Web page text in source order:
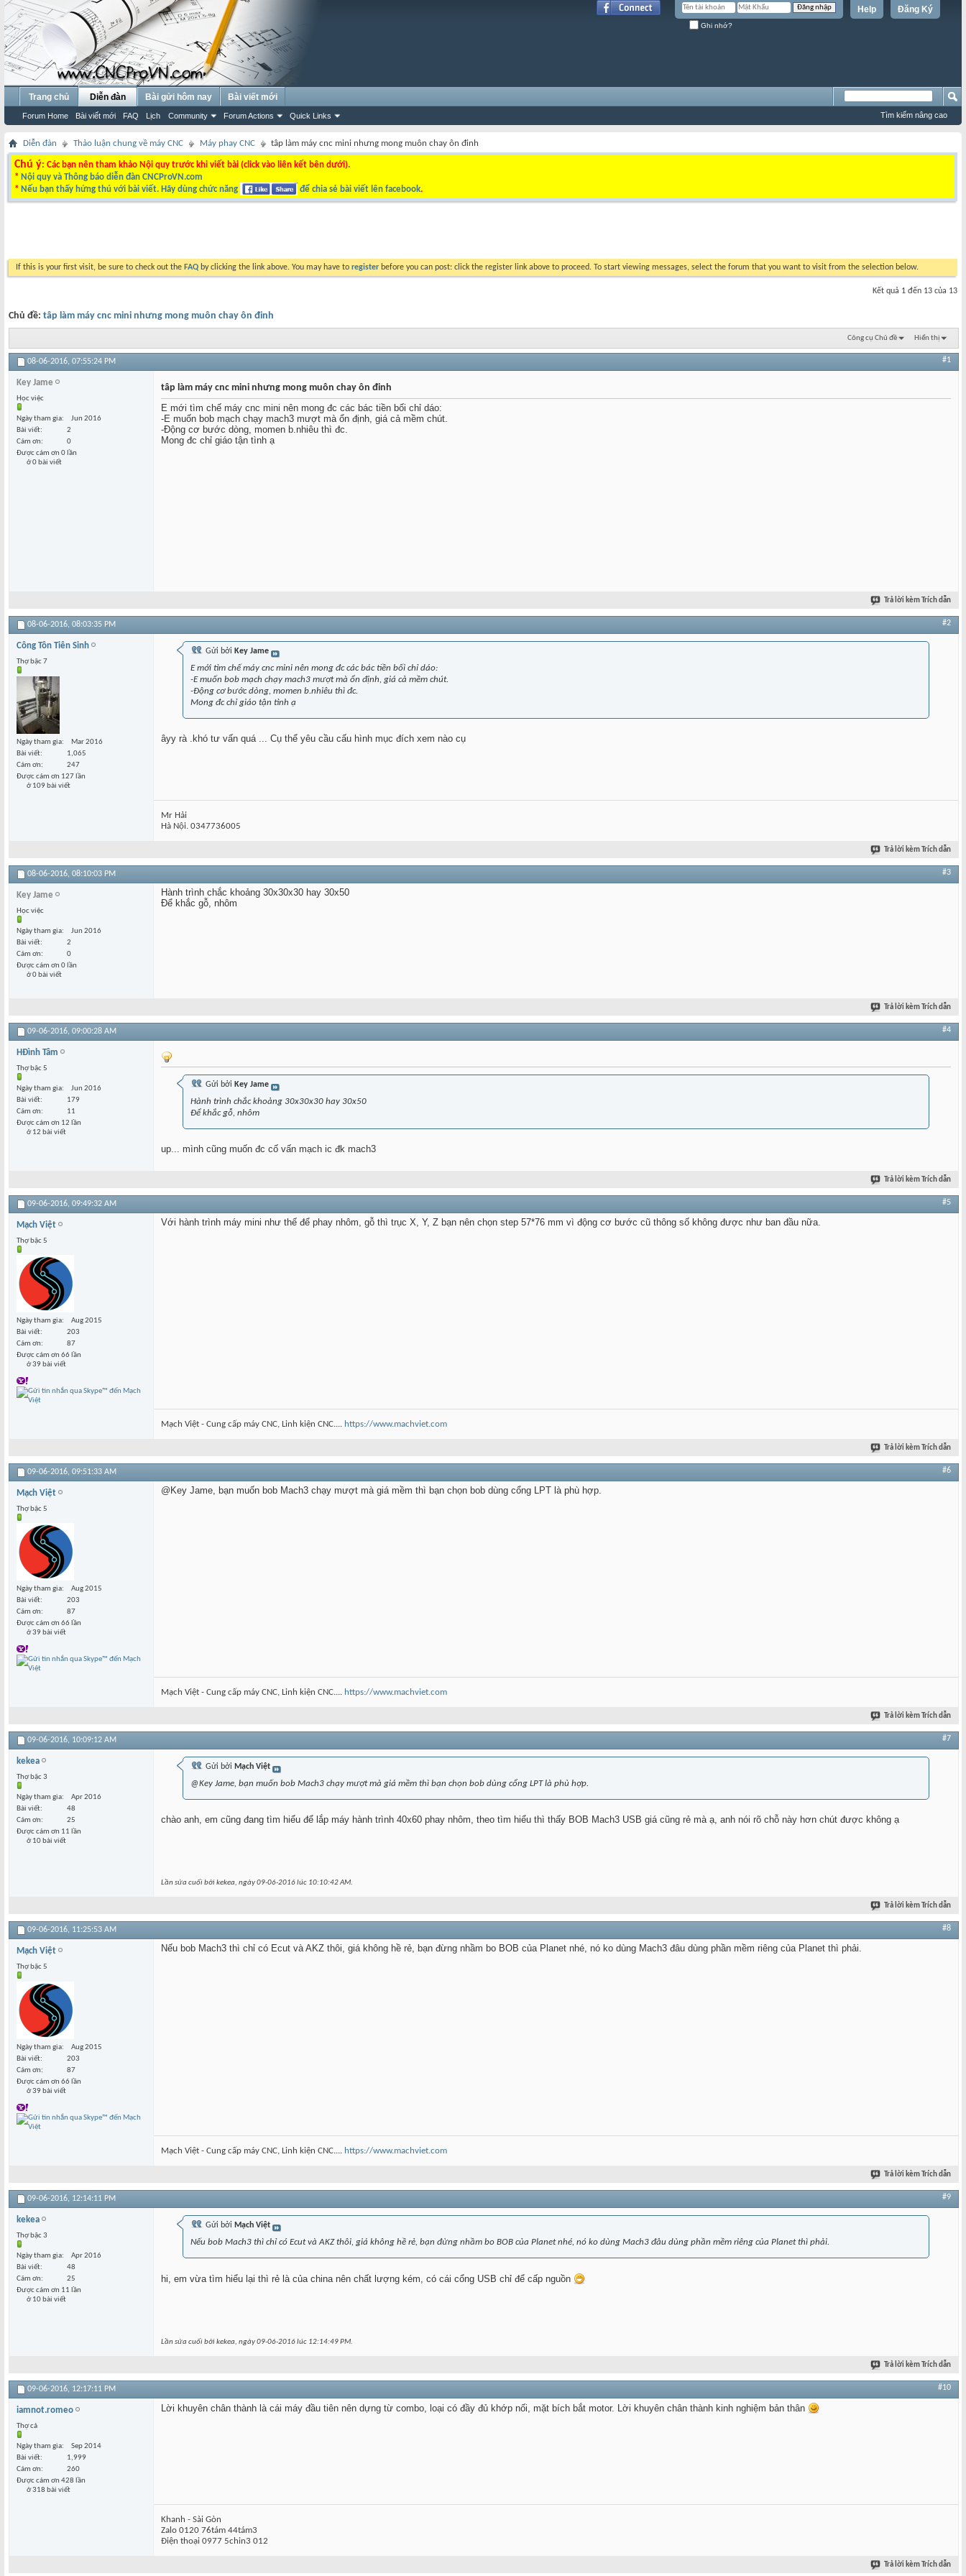
Đăng Ký
Help
Ghi nhớ?
Trang chủ Diễn đàn
Forum Home Bài viết mới FAQ Lịch Community Forum Actions Quick Links
Bài gửi hôm nay Bài viết mới
Tìm kiếm nâng cao
Diễn đàn Thảo luận chung về máy CNC Máy phay CNC tâp làm máy cnc mini nhưng mong muôn chay ôn đinh
Chú ý: Các bạn nên tham khảo Nội quy trước khi viết bài (click vào liên kết bên dưới).
* Nội quy và Thông báo diễn đàn CNCProVN.com
* Nếu bạn thấy hứng thú với bài viết. Hãy dùng chức năng để chia sẻ bài viết lên facebook.
If this is your first visit, be sure to check out the FAQ by clicking the link above. You may have to register before you can post: click the register link above to proceed. To start viewing messages, select the forum that you want to visit from the selection below.
Kết quả 1 đến 13 của 13
Chủ đề: tâp làm máy cnc mini nhưng mong muôn chay ôn đinh
Công cụ Chủ đề Hiển thị
08-06-2016, 07:55:24 PM #1
Key Jame
Học việc
Ngày tham gia
Jun 2016
Bài viết
2
Cám ơn
0
Được cám ơn 0 lần
ở 0 bài viết
tâp làm máy cnc mini nhưng mong muôn chay ôn đinh
E mới tìm chế máy cnc mini nên mong đc các bác tiền bối chỉ dáo:
-E muốn bob mạch chạy mach3 mượt mà ổn định, giá cả mềm chút.
-Động cơ bước dòng, momen b.nhiêu thì đc.
Mong đc chỉ giáo tận tình ạ
Trả lời kèm Trích dẫn
08-06-2016, 08:03:35 PM #2
Công Tôn Tiên Sinh
Thợ bậc 7
Ngày tham gia
Mar 2016
Bài viết
1,065
Cám ơn
247
Được cám ơn 127 lần
ở 109 bài viết
Gửi bởi Key Jame
E mới tìm chế máy cnc mini nên mong đc các bác tiền bối chỉ dáo:
-E muốn bob mạch chạy mach3 mượt mà ổn định, giá cả mềm chút.
-Động cơ bước dòng, momen b.nhiêu thì đc.
Mong đc chỉ giáo tận tình ạ
âyy rà .khó tư vấn quá ... Cụ thể yêu cầu cấu hình mục đích xem nào cụ
Mr Hải
Hà Nội. 0347736005
Trả lời kèm Trích dẫn
08-06-2016, 08:10:03 PM #3
Key Jame
Học việc
Ngày tham gia
Jun 2016
Bài viết
2
Cám ơn
0
Được cám ơn 0 lần
ở 0 bài viết
Hành trình chắc khoảng 30x30x30 hay 30x50
Để khắc gỗ, nhôm
Trả lời kèm Trích dẫn
09-06-2016, 09:00:28 AM #4
HĐình Tâm
Thợ bậc 5
Ngày tham gia
Jun 2016
Bài viết
179
Cám ơn
11
Được cám ơn 12 lần
ở 12 bài viết
Gửi bởi Key Jame
Hành trình chắc khoảng 30x30x30 hay 30x50
Để khắc gỗ, nhôm
up... mình cũng muốn đc cố vấn mạch ic đk mach3
Trả lời kèm Trích dẫn
09-06-2016, 09:49:32 AM #5
Mạch Việt
Thợ bậc 5
Ngày tham gia
Aug 2015
Bài viết
203
Cám ơn
87
Được cám ơn 66 lần
ở 39 bài viết
Với hành trình máy mini như thế để phay nhôm, gỗ thì trục X, Y, Z bạn nên chọn step 57*76 mm vì động cơ bước cũ thông số không được như ban đầu nữa.
Mạch Việt - Cung cấp máy CNC, Linh kiện CNC.... https://www.machviet.com
Trả lời kèm Trích dẫn
09-06-2016, 09:51:33 AM #6
Mạch Việt
Thợ bậc 5
Ngày tham gia
Aug 2015
Bài viết
203
Cám ơn
87
Được cám ơn 66 lần
ở 39 bài viết
@Key Jame, bạn muốn bob Mach3 chạy mượt mà giá mềm thì bạn chọn bob dùng cổng LPT là phù hợp.
Mạch Việt - Cung cấp máy CNC, Linh kiện CNC.... https://www.machviet.com
Trả lời kèm Trích dẫn
09-06-2016, 10:09:12 AM #7
kekea
Thợ bậc 3
Ngày tham gia
Apr 2016
Bài viết
48
Cám ơn
25
Được cám ơn 11 lần
ở 10 bài viết
Gửi bởi Mạch Việt
@Key Jame, bạn muốn bob Mach3 chạy mượt mà giá mềm thì bạn chọn bob dùng cổng LPT là phù hợp.
chào anh, em cũng đang tìm hiểu để lắp máy hành trình 40x60 phay nhôm, theo tìm hiểu thì thấy BOB Mach3 USB giá cũng rẻ mà ạ, anh nói rõ chỗ này hơn chút được không ạ
Lần sửa cuối bởi kekea, ngày 09-06-2016 lúc 10:10:42 AM.
Trả lời kèm Trích dẫn
09-06-2016, 11:25:53 AM #8
Mạch Việt
Thợ bậc 5
Ngày tham gia
Aug 2015
Bài viết
203
Cám ơn
87
Được cám ơn 66 lần
ở 39 bài viết
Nếu bob Mach3 thì chỉ có Ecut và AKZ thôi, giá không hề rẻ, bạn đừng nhầm bo BOB của Planet nhé, nó ko dùng Mach3 đâu dùng phần mềm riêng của Planet thì phải.
Mạch Việt - Cung cấp máy CNC, Linh kiện CNC.... https://www.machviet.com
Trả lời kèm Trích dẫn
09-06-2016, 12:14:11 PM #9
kekea
Thợ bậc 3
Ngày tham gia
Apr 2016
Bài viết
48
Cám ơn
25
Được cám ơn 11 lần
ở 10 bài viết
Gửi bởi Mạch Việt
Nếu bob Mach3 thì chỉ có Ecut và AKZ thôi, giá không hề rẻ, bạn đừng nhầm bo BOB của Planet nhé, nó ko dùng Mach3 đâu dùng phần mềm riêng của Planet thì phải.
hi, em vừa tìm hiểu lại thì rẻ là của china nên chất lượng kém, có cái cổng USB chỉ để cấp nguồn
Lần sửa cuối bởi kekea, ngày 09-06-2016 lúc 12:14:49 PM.
Trả lời kèm Trích dẫn
09-06-2016, 12:17:11 PM #10
iamnot.romeo
Thợ cả
Ngày tham gia
Sep 2014
Bài viết
1,999
Cám ơn
260
Được cám ơn 428 lần
ở 318 bài viết
Lời khuyên chân thành là cái máy đầu tiên nên dựng từ combo, loại có đầy đủ khớp nối, mặt bích bắt motor. Lời khuyên chân thành kinh nghiệm bản thân
Khanh - Sài Gòn
Zalo 0120 76tám 44tám3
Điện thoại 0977 5chin3 012
Trả lời kèm Trích dẫn